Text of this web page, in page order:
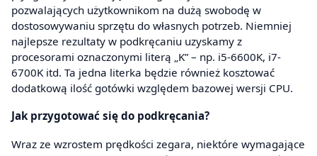
pozwalających użytkownikom na dużą swobodę w
dostosowywaniu sprzętu do własnych potrzeb. Niemniej
najlepsze rezultaty w podkręcaniu uzyskamy z
procesorami oznaczonymi literą „K” – np. i5-6600K, i7-
6700K itd. Ta jedna literka będzie również kosztować
dodatkową ilość gotówki względem bazowej wersji CPU.
Jak przygotować się do podkręcania?
Wraz ze wzrostem prędkości zegara, niektóre wymagające